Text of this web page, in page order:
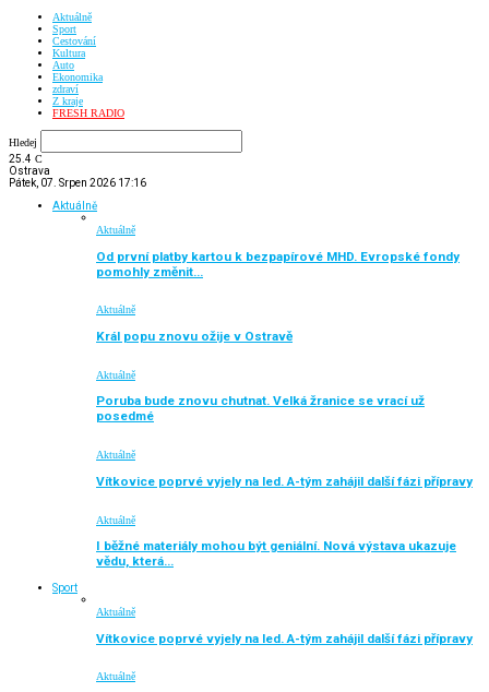
Aktuálně
Sport
Cestování
Kultura
Auto
Ekonomika
zdraví
Z kraje
FRESH RADIO
Hledej
25.4 C
Ostrava
Pátek, 07. Srpen 2026 17:16
Aktuálně
Aktuálně
Od první platby kartou k bezpapírové MHD. Evropské fondy
pomohly změnit…
Aktuálně
Král popu znovu ožije v Ostravě
Aktuálně
Poruba bude znovu chutnat. Velká žranice se vrací už
posedmé
Aktuálně
Vítkovice poprvé vyjely na led. A-tým zahájil další fázi přípravy
Aktuálně
I běžné materiály mohou být geniální. Nová výstava ukazuje
vědu, která…
Sport
Aktuálně
Vítkovice poprvé vyjely na led. A-tým zahájil další fázi přípravy
Aktuálně